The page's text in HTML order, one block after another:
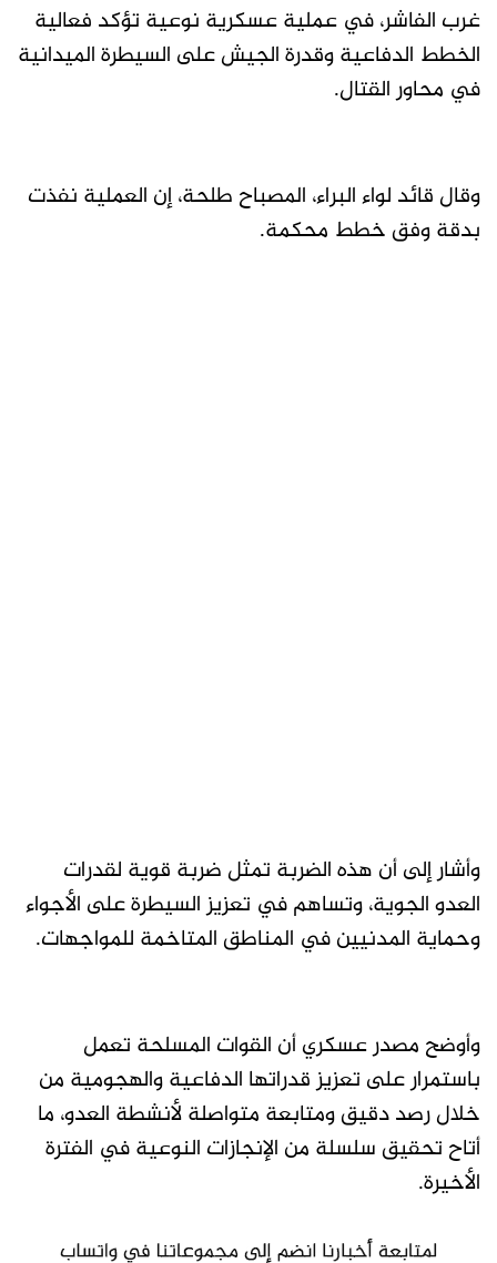
غرب الفاشر، في عملية عسكرية نوعية تؤكد فعالية
الخطط الدفاعية وقدرة الجيش على السيطرة الميدانية
في محاور القتال.
وقال قائد لواء البراء، المصباح طلحة، إن العملية نفذت
بدقة وفق خطط محكمة.
وأشار إلى أن هذه الضربة تمثل ضربة قوية لقدرات
العدو الجوية، وتساهم في تعزيز السيطرة على الأجواء
وحماية المدنيين في المناطق المتاخمة للمواجهات.
وأوضح مصدر عسكري أن القوات المسلحة تعمل
باستمرار على تعزيز قدراتها الدفاعية والهجومية من
خلال رصد دقيق ومتابعة متواصلة لأنشطة العدو، ما
أتاح تحقيق سلسلة من الإنجازات النوعية في الفترة
الأخيرة.